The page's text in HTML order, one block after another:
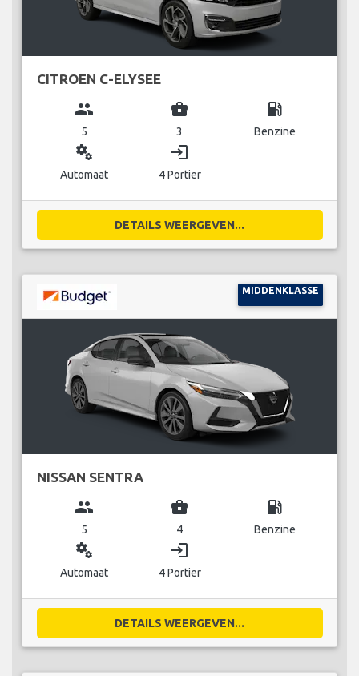
CITROEN C-ELYSEE
group
5
business_center
3
local_gas_station
Benzine
miscellaneous_services
Automaat
login
4 Portier
DETAILS WEERGEVEN...
MIDDENKLASSE
NISSAN SENTRA
group
5
business_center
4
local_gas_station
Benzine
miscellaneous_services
Automaat
login
4 Portier
DETAILS WEERGEVEN...